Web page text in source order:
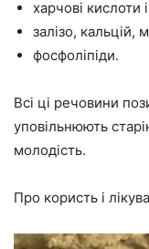
харчові кислоти
залізо, кальцій,
фосфоліпіди.
Всі ці речовини
уповільнюють
молодість.
Про користь і